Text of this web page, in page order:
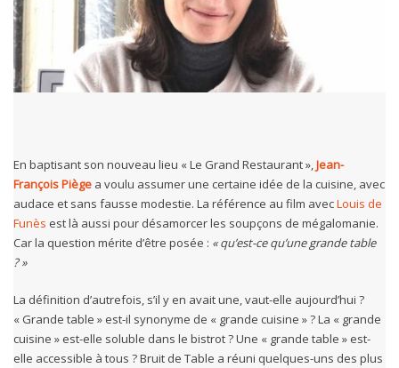
En baptisant son nouveau lieu « Le Grand Restaurant »,Jean-
François Piège a voulu assumer une certaine idée de la cuisine, avec
audace et sans fausse modestie. La référence au film avecLouis de
Funès est là aussi pour désamorcer les soupçons de mégalomanie.
Car la question mérite d’être posée : « qu’est-ce qu’une grande table
? »
La définition d’autrefois, s’il y en avait une, vaut-elle aujourd’hui ?
« Grande table » est-il synonyme de « grande cuisine » ? La « grande
cuisine » est-elle soluble dans le bistrot ? Une « grande table » est-
elle accessible à tous ? Bruit de Table a réuni quelques-uns des plus